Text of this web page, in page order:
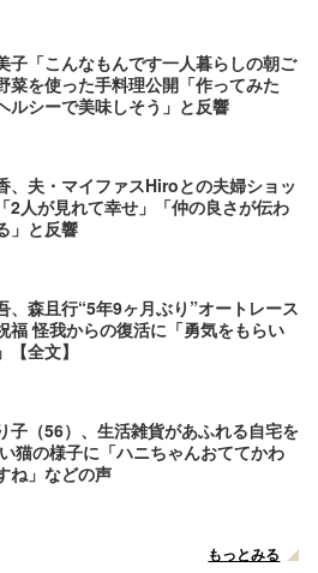
子「こんなもんです一人暮らしの朝ご
菜を使った手料理公開「作ってみた
ルシーで美味しそう」と反響
、夫・マイファスHiroとの夫婦ショッ
2人が見れて幸せ」「仲の良さが伝わ
」と反響
、森且行“5年9ヶ月ぶり”オートレース
福 怪我からの復活に「勇気をもらい
【全文】
子（56）、生活雑貨があふれる自宅を
猫の様子に「ハニちゃんおててかわ
ね」などの声
もっとみる